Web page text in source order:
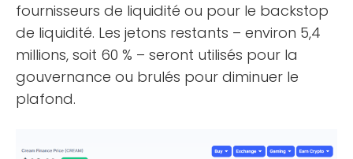
fournisseurs de liquidité ou pour le backstop
de liquidité. Les jetons restants – environ 5,4
millions, soit 60 % – seront utilisés pour la
gouvernance ou brulés pour diminuer le
plafond.